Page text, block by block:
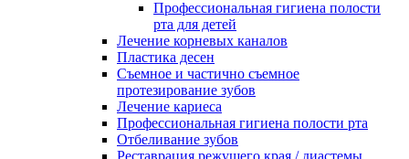
Профессиональная гигиена полости
рта для детей
Лечение корневых каналов
Пластика десен
Съемное и частично съемное
протезирование зубов
Лечение кариеса
Профессиональная гигиена полости рта
Отбеливание зубов
Реставрация режущего края / диастемы